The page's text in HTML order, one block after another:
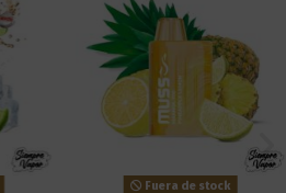
Fuera de stock